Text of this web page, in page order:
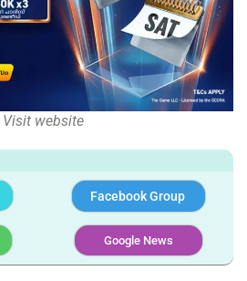
Visit website
Facebook Group
Google News